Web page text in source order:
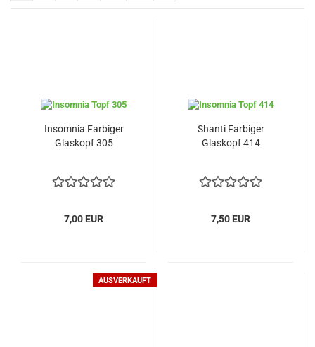
Insomnia Farbiger
Glaskopf 305
7,00 EUR
Shanti Farbiger
Glaskopf 414
7,50 EUR
AUSVERKAUFT